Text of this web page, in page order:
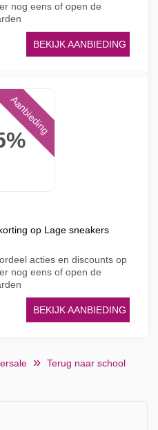
nog eens of open de
BEKIJK AANBIEDING
Aanbieding
op Lage sneakers
acties en discounts op
nog eens of open de
BEKIJK AANBIEDING
Terug naar school